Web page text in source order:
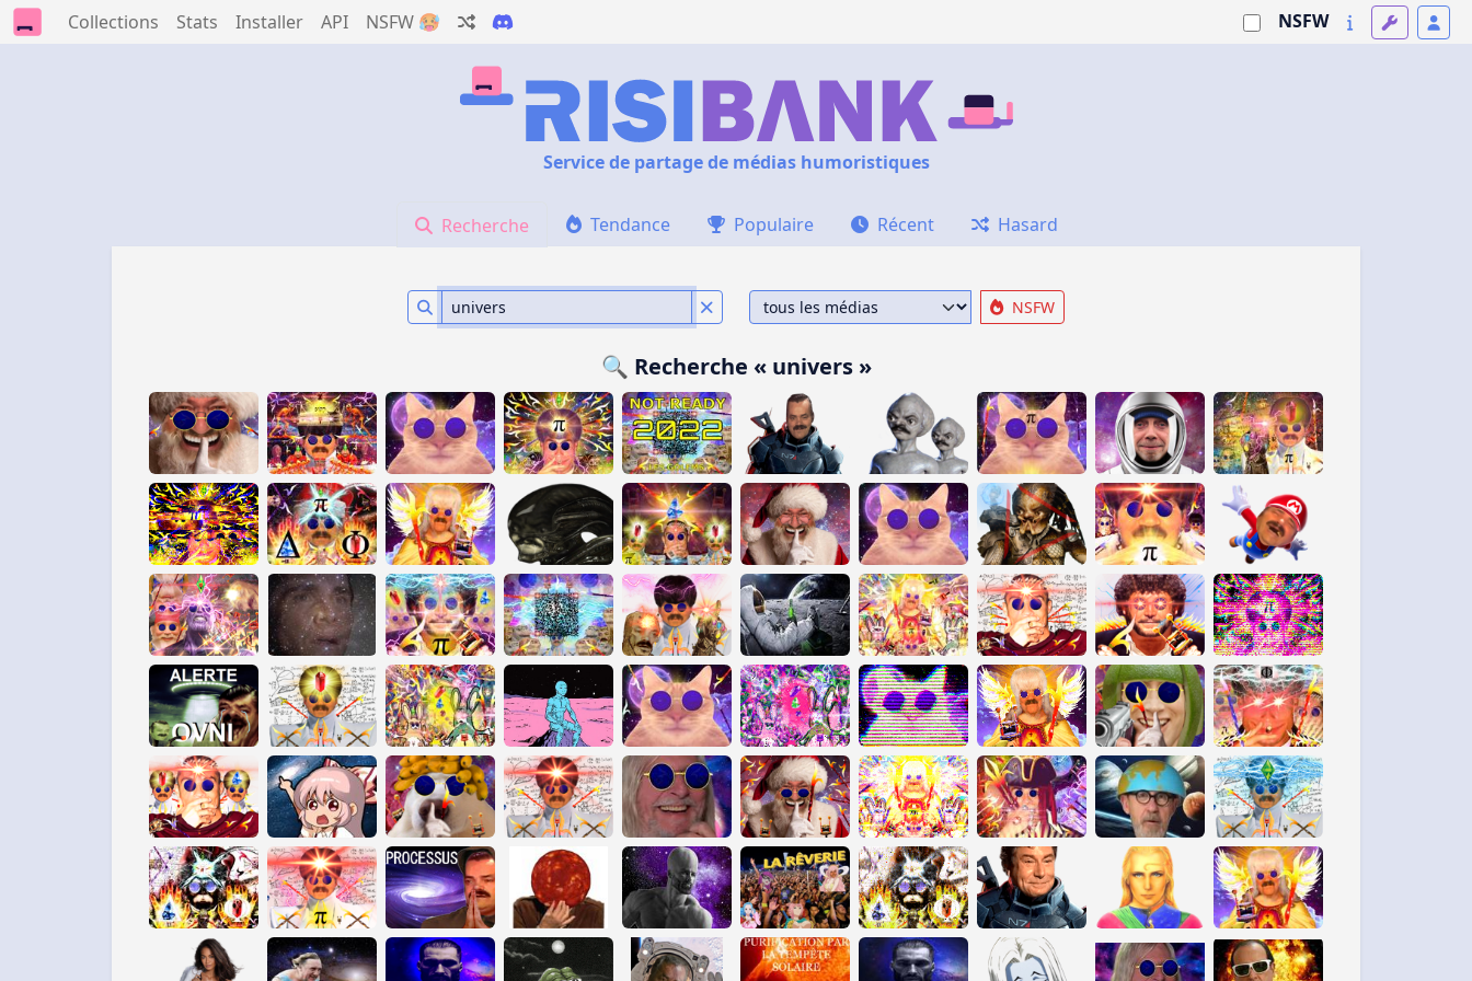
Collections Stats Installer API NSFW 🥵 NSFW
Service de partage de médias humoristiques
Recherche Tendance Populaire Récent Hasard
NSFW
🔍 Recherche « univers »